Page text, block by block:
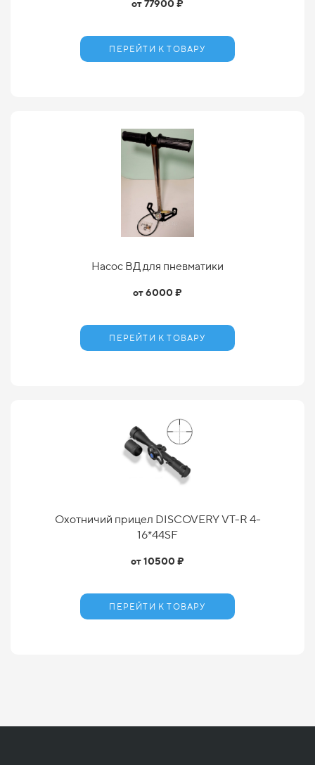
от 77900 ₽
ПЕРЕЙТИ К ТОВАРУ
Насос ВД для пневматики
от 6000 ₽
ПЕРЕЙТИ К ТОВАРУ
Охотничий прицел DISCOVERY VT-R 4-
16*44SF
от 10500 ₽
ПЕРЕЙТИ К ТОВАРУ